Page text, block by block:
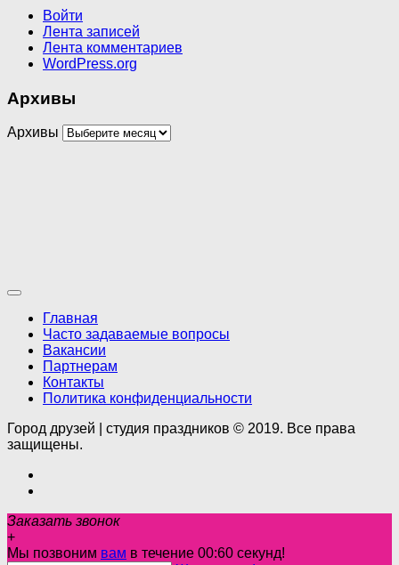
Войти
Лента записей
Лента комментариев
WordPress.org
Архивы
Архивы
Главная
Часто задаваемые вопросы
Вакансии
Партнерам
Контакты
Политика конфиденциальности
Город друзей | студия праздников © 2019. Все права
защищены.
Заказать звонок
+
Мы позвоним вам в течение 00:60 секунд!